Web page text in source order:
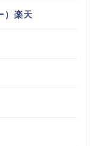
）楽天